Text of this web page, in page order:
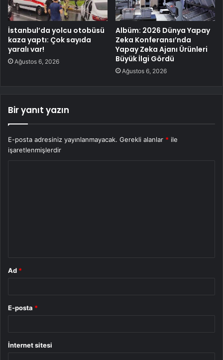
İstanbul’da yolcu otobüsü
kaza yaptı: Çok sayıda
yaralı var!
Ağustos 6, 2026
Albüm: 2026 Dünya Yapay
Zeka Konferansı’nda
Yapay Zeka Ajanı Ürünleri
Büyük İlgi Gördü
Ağustos 6, 2026
Bir yanıt yazın
E-posta adresiniz yayınlanmayacak. Gerekli alanlar * ile
işaretlenmişlerdir
Ad *
E-posta *
İnternet sitesi